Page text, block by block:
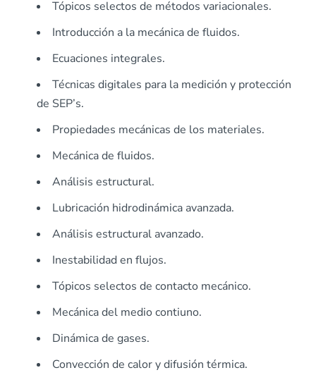
Tópicos selectos de métodos variacionales.
Introducción a la mecánica de fluidos.
Ecuaciones integrales.
Técnicas digitales para la medición y protección
de SEP’s.
Propiedades mecánicas de los materiales.
Mecánica de fluidos.
Análisis estructural.
Lubricación hidrodinámica avanzada.
Análisis estructural avanzado.
Inestabilidad en flujos.
Tópicos selectos de contacto mecánico.
Mecánica del medio contiuno.
Dinámica de gases.
Convección de calor y difusión térmica.